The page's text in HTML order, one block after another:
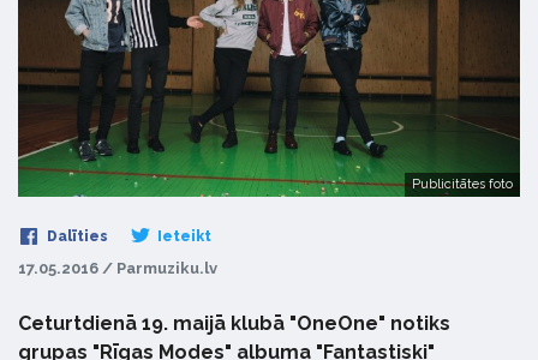
Publicitātes foto
Dalīties Ieteikt
17.05.2016 / Parmuziku.lv
Ceturtdienā 19. maijā klubā "OneOne" notiks
grupas "Rīgas Modes" albuma "Fantastiski"